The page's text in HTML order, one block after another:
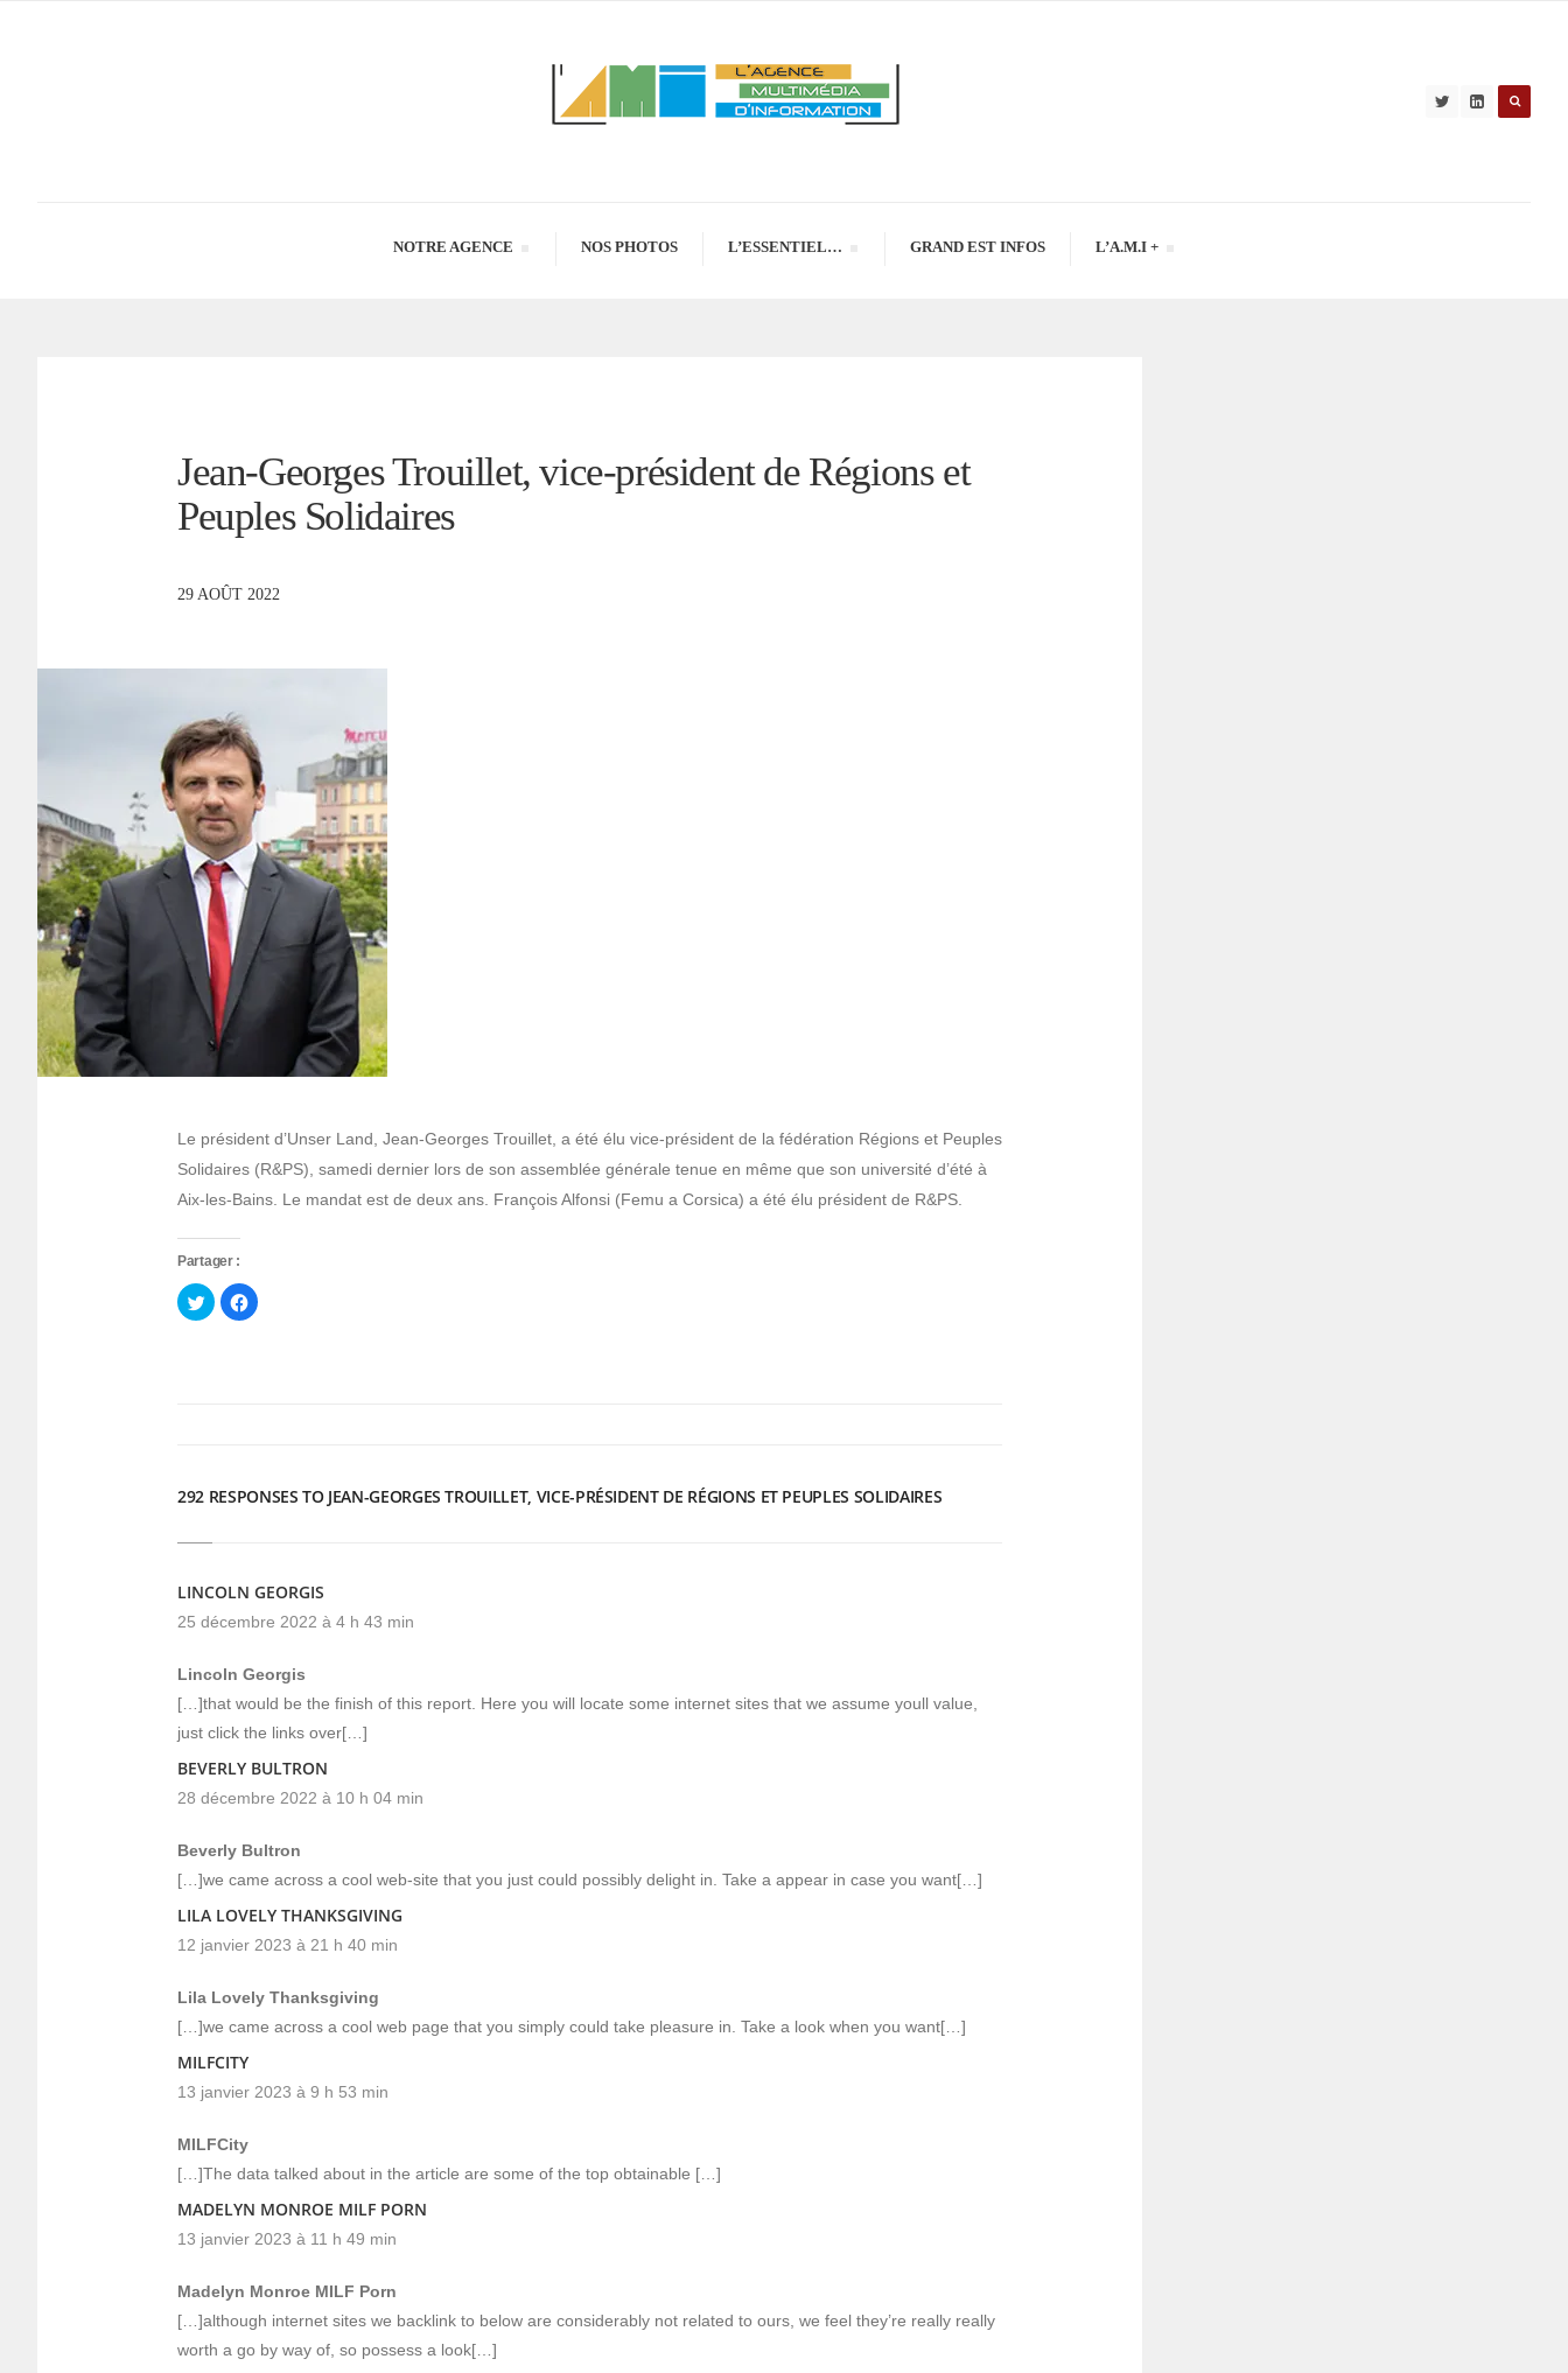
NOTRE AGENCE NOS PHOTOS L’ESSENTIEL… GRAND EST INFOS L’A.M.I +
Jean-Georges Trouillet, vice-président de Régions et
Peuples Solidaires
29 AOÛT 2022
Le président d’Unser Land, Jean-Georges Trouillet, a été élu vice-président de la fédération Régions et Peuples
Solidaires (R&PS), samedi dernier lors de son assemblée générale tenue en même que son université d’été à
Aix-les-Bains. Le mandat est de deux ans. François Alfonsi (Femu a Corsica) a été élu président de R&PS.
Partager :
Cliquez
pour
partager
Cliquez
pour
292 RESPONSES TO JEAN-GEORGES TROUILLET, VICE-PRÉSIDENT DE RÉGIONS ET PEUPLES SOLIDAIRES
LINCOLN GEORGIS
25 décembre 2022 à 4 h 43 min
Lincoln Georgis
[…]that would be the finish of this report. Here you will locate some internet sites that we assume youll value,
just click the links over[…]
BEVERLY BULTRON
28 décembre 2022 à 10 h 04 min
Beverly Bultron
[…]we came across a cool web-site that you just could possibly delight in. Take a appear in case you want[…]
LILA LOVELY THANKSGIVING
12 janvier 2023 à 21 h 40 min
Lila Lovely Thanksgiving
[…]we came across a cool web page that you simply could take pleasure in. Take a look when you want[…]
MILFCITY
13 janvier 2023 à 9 h 53 min
MILFCity
[…]The data talked about in the article are some of the top obtainable […]
MADELYN MONROE MILF PORN
13 janvier 2023 à 11 h 49 min
Madelyn Monroe MILF Porn
[…]although internet sites we backlink to below are considerably not related to ours, we feel they’re really really
worth a go by way of, so possess a look[…]